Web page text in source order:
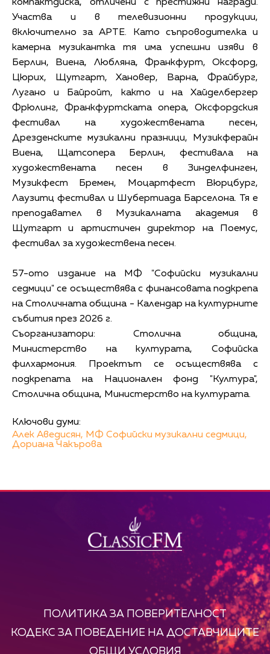
компактдиска, отличени с престижни награди.
Участва и в телевизионни продукции,
включително за АРТЕ. Като съпроводителка и
камерна музикантка тя има успешни изяви в
Берлин, Виена, Любляна, Франкфурт, Оксфорд,
Цюрих, Щутгарт, Хановер, Варна, Фрайбург,
Лугано и Байройт, както и на Хайделбергер
Фрюлинг, Франкфуртската опера, Оксфордския
фестивал на художествената песен,
Дрезденските музикални празници, Музикферайн
Виена, Щатсопера Берлин, фестивала на
художествената песен в Зинделфинген,
Музикфест Бремен, Моцартфест Вюрцбург,
Лаузитц фестивал и Шубертиада Барселона. Тя е
преподавател в Музикалната академия в
Щутгарт и артистичен директор на Поемус,
фестивал за художествена песен.
57-ото издание на МФ "Софийски музикални
седмици" се осъществява с финансовата подкрепа
на Столичната община - Календар на културните
събития през 2026 г.
Съорганизатори: Столична община,
Министерство на културата, Софийска
филхармония. Проектът се осъществява с
подкрепата на Национален фонд "Култура",
Столична община, Министерство на културата.
Ключови думи:
Алек Аведисян, МФ Софийски музикални седмици,
Дориана Чакърова
ПОЛИТИКА ЗА ПОВЕРИТЕЛНОСТ
КОДЕКС ЗА ПОВЕДЕНИЕ НА ДОСТАВЧИЦИТЕ
ОБЩИ УСЛОВИЯ